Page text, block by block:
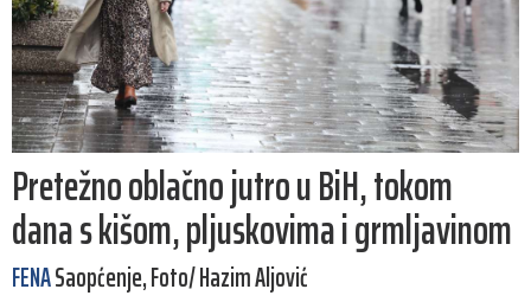
Pretežno oblačno jutro u BiH, tokom
dana s kišom, pljuskovima i grmljavinom
FENASaopćenje, Foto/ Hazim Aljović